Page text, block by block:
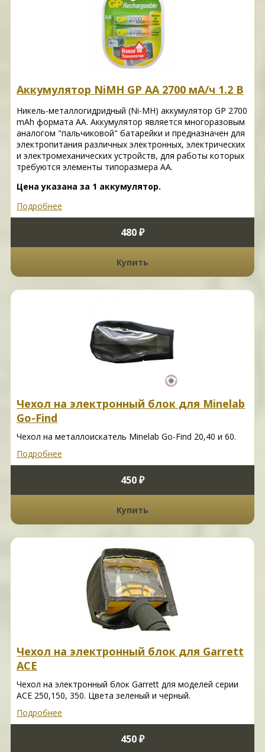
Аккумулятор NiMH GP AA 2700 мА/ч 1.2 В
Никель-металлогидридный (Ni-MH) аккумулятор GP 2700
mAh формата AA. Аккумулятор является многоразовым
аналогом "пальчиковой" батарейки и предназначен для
электропитания различных электронных, электрических
и электромеханических устройств, для работы которых
требуются элементы типоразмера АА.
Цена указана за 1 аккумулятор.
Подробнее
480 ₽
Купить
Чехол на электронный блок для Minelab
Go-Find
Чехол на металлоискатель Minelab Go-Find 20,40 и 60.
Подробнее
450 ₽
Купить
Чехол на электронный блок для Garrett
ACE
Чехол на электронный блок Garrett для моделей серии
ACE 250,150, 350. Цвета зеленый и черный.
Подробнее
450 ₽